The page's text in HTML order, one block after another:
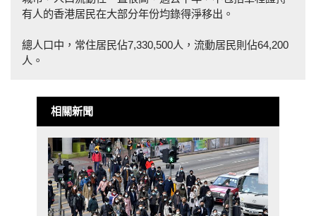
有人的香港居民在大部分年份均錄得淨移出。
總人口中，常住居民佔7,330,500人，流動居民則佔64,200
人。
相關新聞